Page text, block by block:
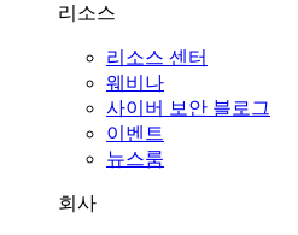
리소스
리소스 센터
웨비나
사이버 보안 블로그
이벤트
뉴스룸
회사